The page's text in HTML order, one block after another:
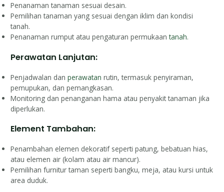
Penanaman tanaman sesuai desain.
Pemilihan tanaman yang sesuai dengan iklim dan kondisi
tanah.
Penanaman rumput atau pengaturan permukaantanah.
Perawatan Lanjutan:
Penjadwalan danperawatan rutin, termasuk penyiraman,
pemupukan, dan pemangkasan.
Monitoring dan penanganan hama atau penyakit tanaman jika
diperlukan.
Element Tambahan:
Penambahan elemen dekoratif seperti patung, bebatuan hias,
atau elemen air (kolam atau air mancur).
Pemilihan furnitur taman seperti bangku, meja, atau kursi untuk
area duduk.